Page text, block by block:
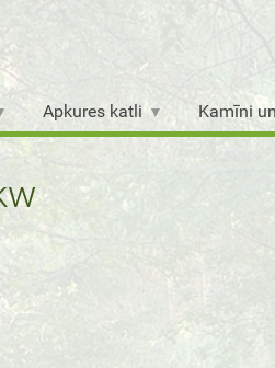
Apkures katli Kamīni